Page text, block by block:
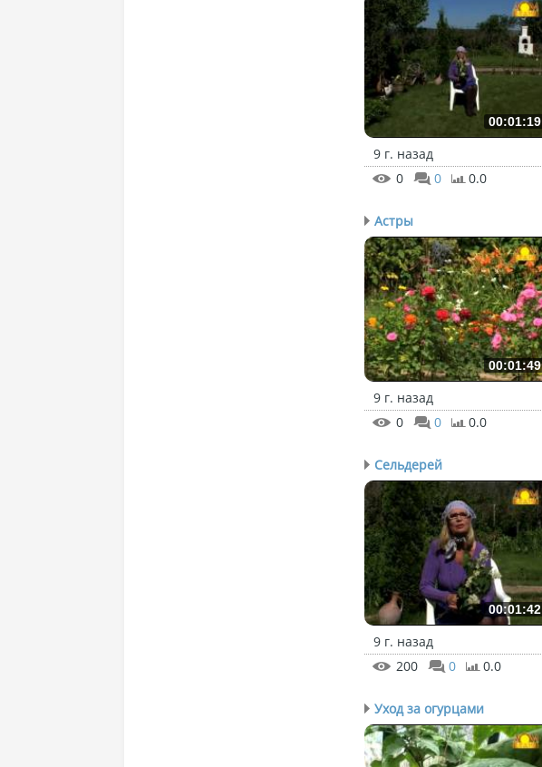
00:01:19
9 г. назад
0
0 0.0
Астры
00:01:49
9 г. назад
0
0 0.0
Сельдерей
00:01:42
9 г. назад
200
0 0.0
Уход за огурцами